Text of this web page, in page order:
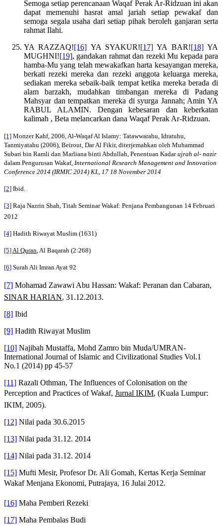
Semoga setiap perencanaan Waqaf Perak Ar-Ridzuan ini akan
dapat memenuhi hasrat amal jariah setiap pewakaf dan
semoga segala usaha dari setiap pihak beroleh ganjaran serta
rahmat Ilahi.
YA RAZZAQ![16] YA SYAKUR![17] YA BAR![18]YA
MUGHNI![19], gandakan rahmat dan rezeki Mu kepada para
hamba-Mu yang telah mewakafkan harta kesayangan mereka,
berkati rezeki mereka dan rezeki anggota keluarga mereka,
sediakan mereka sebaik-baik tempat ketika mereka berada di
alam barzakh, mudahkan timbangan mereka di Padang
Mahsyar dan tempatkan mereka di syurga Jannah; Amin YA
RABUL ALAMIN. Dengan kebesaran dan keberkatan
kalimah , Beta melancarkan dana Waqaf Perak Ar-Ridzuan.
[1] Monzer Kahf, 2006, Al-Waqaf Al Islamy: Tatawwarahu, Idratuhu,
Tanmiyatahu (2006), Beirout, Dar Al Fikir, diterjemahkan oleh Muhammad
Subari bin Ramli dan Marliana binti Abdullah, Penentuan Kadarujrah al- nazir
dalam Pengurusan Wakaf, International Research Management and Innovation
Conference 2014 (IRMIC 2014) KL, 17 18 November 2014
[2] Ibid.
[3] Raja Nazrin Shah, Titah Seminar Wakaf: Penjana Pembangunan 14 Februari
2012
[4] Hadith Riwayat Muslim (1631)
[5]Al Quran, Al Baqarah (2:268)
[6] Surah Ali Imran Ayat 92
[7] Mohamad Zawawi Abu Hassan: Wakaf: Peranan dan Cabaran,
SINAR HARIAN, 31.12.2013.
[8] Ibid
[9] Hadith Riwayat Muslim
[10] Najibah Mustaffa, Mohd Zamro bin Muda/UMRAN-
International Journal of Islamic and Civilizational Studies Vol.1
No.1 (2014) pp 45-57
[11] Razali Othman, The Influences of Colonisation on the
Perception and Practices of Wakaf, Jurnal IKIM, (Kuala Lumpur:
IKIM, 2005).
[12] Nilai pada 30.6.2015
[13] Nilai pada 31.12. 2014
[14] Nilai pada 31.12. 2014
[15] Mufti Mesir, Profesor Dr. Ali Gomah, Kertas Kerja Seminar
Wakaf Menjana Ekonomi, Putrajaya, 16 Julai 2012.
[16] Maha Pemberi Rezeki
[17] Maha Pembalas Budi